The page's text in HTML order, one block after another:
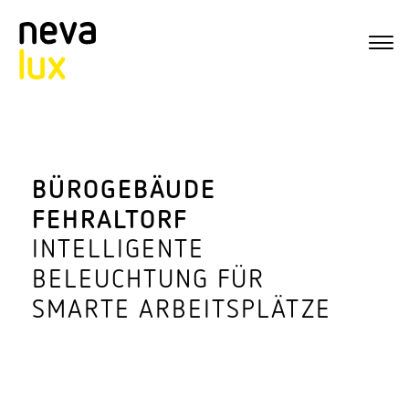
BÜRO­GE­BÄUDE
FEHRALTORF
INTEL­LI­GENTE
BELEUCHTUNG FÜR
SMARTE ARBEITSPLÄTZE